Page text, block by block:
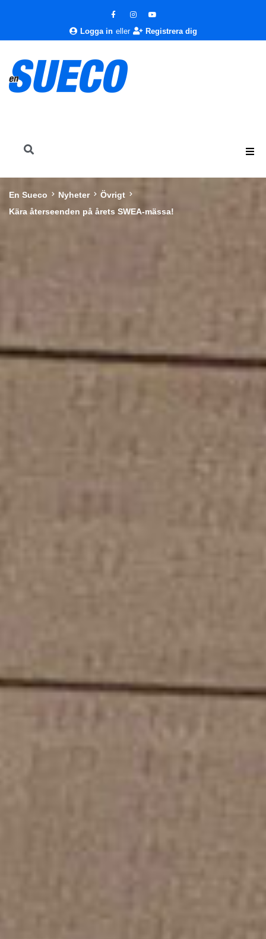
Logga in eller Registrera dig
En Sueco Nyheter
Övrigt
Kära återseenden på årets SWEA-mässa!